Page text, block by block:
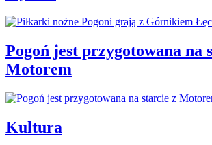
Pogoń jest przygotowana na
Motorem
Kultura